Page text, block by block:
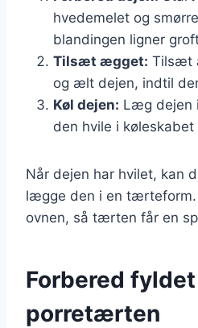
hvedemelet og
blandingen ligner
Tilsæt ægget: Tilsæt
og ælt dejen, indtil
Køl dejen: Læg dejen
den hvile i
Når dejen har hvilet, kan
lægge den i en tærteform.
ovnen, så tærten får en
Forbered
porretærten